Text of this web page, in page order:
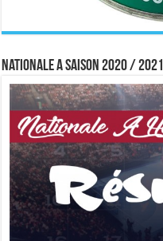
Nationale A saison 2020 / 2021